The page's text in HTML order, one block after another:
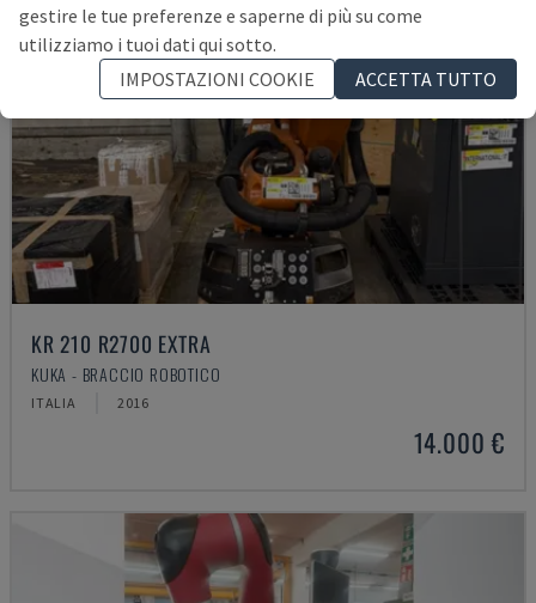
KR 210 R2700 EXTRA
KUKA - BRACCIO ROBOTICO
ITALIA 2016
14.000 €
gestire le tue preferenze e saperne di più su come
utilizziamo i tuoi dati qui sotto.
IMPOSTAZIONI COOKIE
ACCETTA TUTTO